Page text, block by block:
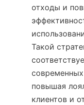
отходы и
Такой
повышая
клиентов и